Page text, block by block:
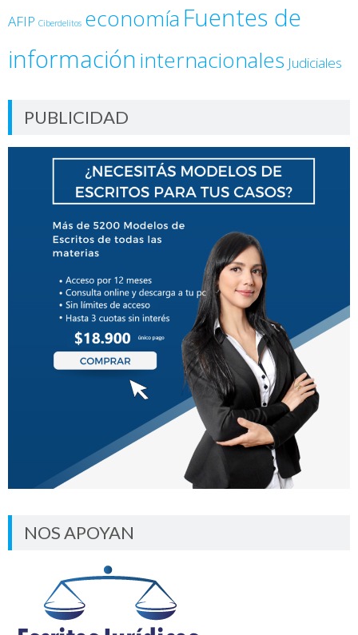
AFIP Ciberdelitos economía Fuentes de
informacióninternacionales Judiciales
PUBLICIDAD
NOS APOYAN